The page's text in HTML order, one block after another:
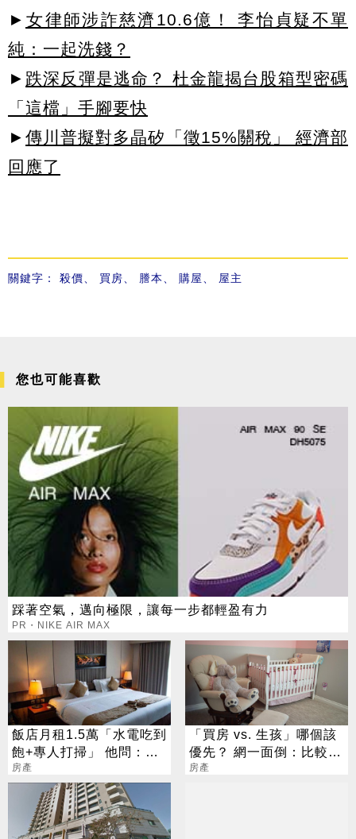
► 女律師涉詐慈濟10.6億！ 李怡貞疑不單
純：一起洗錢？
► 跌深反彈是逃命？ 杜金龍揭台股箱型密碼
「這檔」手腳要快
► 傳川普擬對多晶矽「徵15%關稅」 經濟部
回應了
關鍵字： 殺價 買房 謄本 購屋 屋主
您也可能喜歡
踩著空氣，邁向極限，讓每一步都輕盈有力
PR・NIKE AIR MAX
飯店月租1.5萬「水電吃到
飽+專人打掃」 他問：幹
嘛買房呢？
房產
「買房 vs. 生孩」哪個該
優先？ 網一面倒：比較安
全
房產